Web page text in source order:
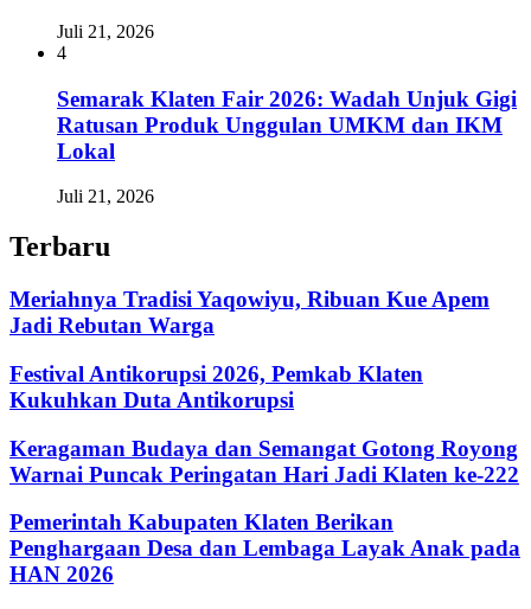
Juli 21, 2026
4
Semarak Klaten Fair 2026: Wadah Unjuk Gigi
Ratusan Produk Unggulan UMKM dan IKM
Lokal
Juli 21, 2026
Terbaru
Meriahnya Tradisi Yaqowiyu, Ribuan Kue Apem
Jadi Rebutan Warga
Festival Antikorupsi 2026, Pemkab Klaten
Kukuhkan Duta Antikorupsi
Keragaman Budaya dan Semangat Gotong Royong
Warnai Puncak Peringatan Hari Jadi Klaten ke-222
Pemerintah Kabupaten Klaten Berikan
Penghargaan Desa dan Lembaga Layak Anak pada
HAN 2026